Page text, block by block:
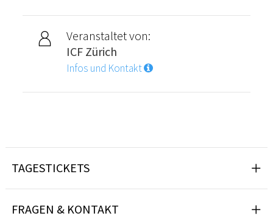
Veranstaltet von:
ICF Zürich
Infos und Kontakt
TAGESTICKETS
FRAGEN & KONTAKT